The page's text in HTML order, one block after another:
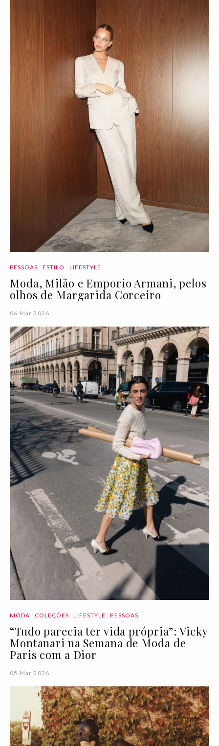
PESSOAS ESTILO LIFESTYLE
Moda, Milão e Emporio Armani, pelos
olhos de Margarida Corceiro
06 Mar 2026
MODA COLEÇÕES LIFESTYLE PESSOAS
“Tudo parecia ter vida própria”: Vicky
Montanari na Semana de Moda de
Paris com a Dior
05 Mar 2026